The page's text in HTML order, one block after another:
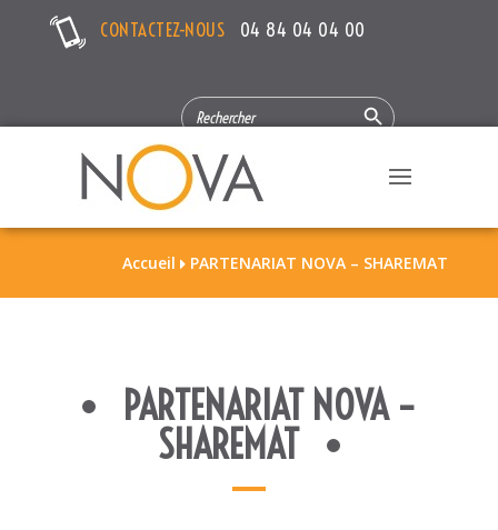
CONTACTEZ-NOUS 04 84 04 04 00
SEARCH
FOR:
Search Button
Accueil  PARTENARIAT NOVA – SHAREMAT
PARTENARIAT NOVA –
SHAREMAT